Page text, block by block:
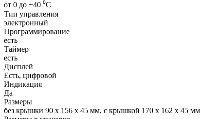
от 0 до +40 ⁰С
Тип управления
электронный
Программирование
есть
Таймер
есть
Дисплей
Есть, цифровой
Индикация
Да
Размеры
без крышки 90 х 156 х 45 мм, с крышкой 170 х 162 х 45 мм